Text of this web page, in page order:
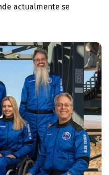
actualmente se